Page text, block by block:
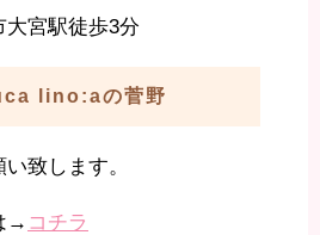
宮駅徒歩3分
lino:aの菅野
致します。
→ コチラ